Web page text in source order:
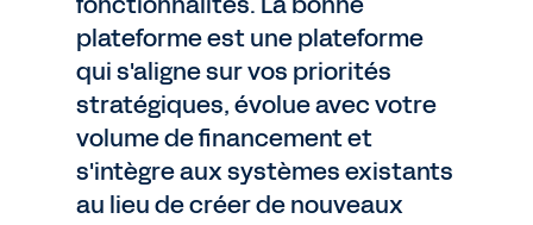
plateforme est une plateforme
qui s'aligne sur vos priorités
stratégiques, évolue avec votre
volume de financement et
s'intègre aux systèmes existants
au lieu de créer de nouveaux